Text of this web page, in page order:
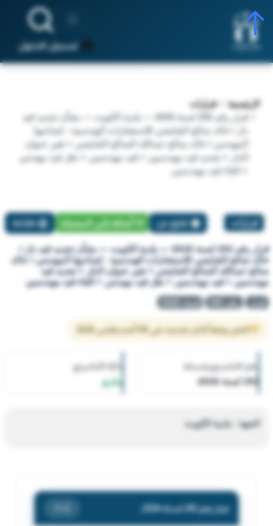
تسجيل الدخول
الرئيسية
قرارات
قرار رقم 292 لسنة 2026 — بلدية الكويت — بشأن تجديد قيد
دار / خالد صالح الشايجي للاستشارات الهندسية - لصاحبها
المهندس / خالد صالح عبدالله الصالح الشايجي + تغير عنوان
الدار + تجديد قيد مهندسين + قيد مهندسين + نقل قيد مهندس
+ الغاء قيد مهندسين
قرارات تبليغ عن أضافة إلي المفضلة طباعة
قرار رقم 292 لسنة 2026 — بلدية الكويت — بشأن تجديد قيد دار /
خالد صالح الشايجي للاستشارات الهندسية - لصاحبها المهندس / خالد
صالح عبدالله الصالح الشايجي + تغير عنوان الدار + تجديد قيد
مهندسين + قيد مهندسين + نقل قيد مهندس + الغاء قيد مهندسين
قرار رقم 292 لسنة 2026
النص وفقاً لآخر تحديث في 08 أغسطس 2026
رقم التشريع وسنته
292 لسنة 2026
حالة التشريع
ساري
الجهة : بلدية الكويت